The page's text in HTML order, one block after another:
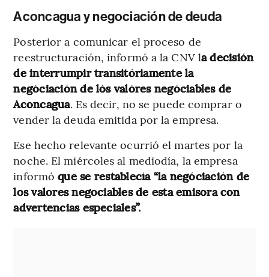
Aconcagua y negociación de deuda
Posterior a comunicar el proceso de
reestructuración, informó a la CNV la decisión
de interrumpir transitóriamente la
negóciación de lós valóres negóciables de
Aconcagua. Es decir, no se puede comprar o
vender la deuda emitida por la empresa.
Ese hecho relevante ocurrió el martes por la
noche. El miércoles al mediodía, la empresa
informóque se restablecía “la negóciación de
los valores negociables de esta emisora con
advertencias especiales”.